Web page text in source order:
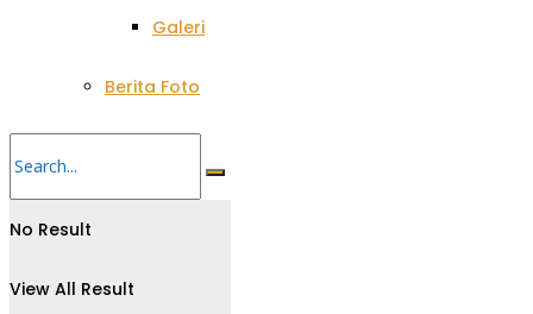
Galeri
Berita Foto
No Result
View All Result